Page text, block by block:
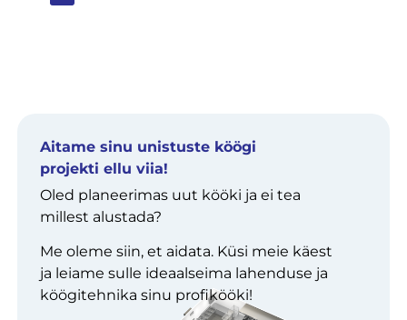
Aitame sinu unistuste köögi
projekti ellu viia!
Oled planeerimas uut kööki ja ei tea
millest alustada?
Me oleme siin, et aidata. Küsi meie käest
ja leiame sulle ideaalseima lahenduse ja
köögitehnika sinu profikööki!